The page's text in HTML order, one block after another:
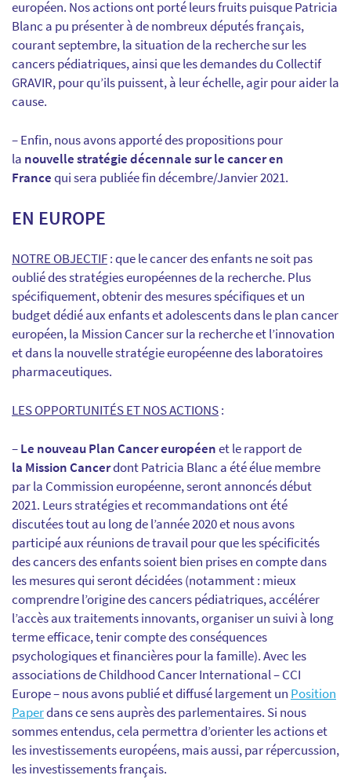
européen. Nos actions ont porté leurs fruits puisque Patricia
Blanc a pu présenter à de nombreux députés français,
courant septembre, la situation de la recherche sur les
cancers pédiatriques, ainsi que les demandes du Collectif
GRAVIR, pour qu’ils puissent, à leur échelle, agir pour aider la
cause.
– Enfin, nous avons apporté des propositions pour
la nouvelle stratégie décennale sur le cancer en
Francequi sera publiée fin décembre/Janvier 2021.
EN EUROPE
NOTRE OBJECTIF: que le cancer des enfants ne soit pas
oublié des stratégies européennes de la recherche. Plus
spécifiquement, obtenir des mesures spécifiques et un
budget dédié aux enfants et adolescents dans le plan cancer
européen, la Mission Cancer sur la recherche et l’innovation
et dans la nouvelle stratégie européenne des laboratoires
pharmaceutiques.
LES OPPORTUNITÉS ET NOS ACTIONS:
–Le nouveau Plan Cancer européenet le rapport de
la Mission Cancerdont Patricia Blanc a été élue membre
par la Commission européenne, seront annoncés début
2021. Leurs stratégies et recommandations ont été
discutées tout au long de l’année 2020 et nous avons
participé aux réunions de travail pour que les spécificités
des cancers des enfants soient bien prises en compte dans
les mesures qui seront décidées (notamment : mieux
comprendre l’origine des cancers pédiatriques, accélérer
l’accès aux traitements innovants, organiser un suivi à long
terme efficace, tenir compte des conséquences
psychologiques et financières pour la famille). Avec les
associations de Childhood Cancer International – CCI
Europe – nous avons publié et diffusé largement un Position
Paperdans ce sens auprès des parlementaires. Si nous
sommes entendus, cela permettra d’orienter les actions et
les investissements européens, mais aussi, par répercussion,
les investissements français.